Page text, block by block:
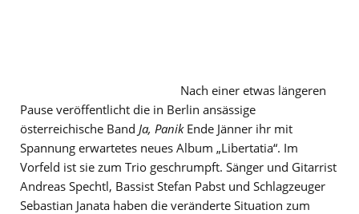
Nach einer etwas längeren
Pause veröffentlicht die in Berlin ansässige
österreichische Band Ja, PanikEnde Jänner ihr mit
Spannung erwartetes neues Album „Libertatia“. Im
Vorfeld ist sie zum Trio geschrumpft. Sänger und Gitarrist
Andreas Spechtl, Bassist Stefan Pabst und Schlagzeuger
Sebastian Janata haben die veränderte Situation zum